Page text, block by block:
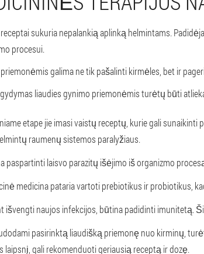
sukuria nepalankią aplinką helmintams.
procesui.
galima ne tik pašalinti kirmėles, bet ir
liaudies gynimo priemonėmis turėtų būti
etape jie imasi vaistų receptų, kurie gali
raumenų sistemos paralyžiaus.
paspartinti laisvo parazitų išėjimo iš organizmo
medicina pataria vartoti prebiotikus ir probiotikus,
išvengti naujos infekcijos, būtina padidinti imunitetą.
pasirinktą liaudišką priemonę nuo kirminų,
laipsnį, gali rekomenduoti geriausią receptą ir dozę.